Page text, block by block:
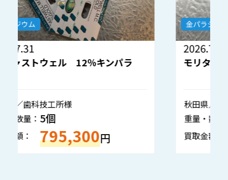
金パラジウム
2026.7.30
モリタ 金パラナイス 12％キンパラ
秋田県／歯科技工所様
重量・数量：
買取金額： 133,050